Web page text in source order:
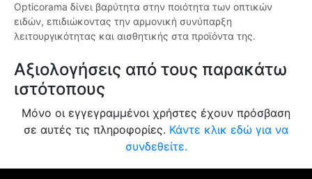
Opticorama δίνει βαρύτητα στην ποιότητα των οπτικών
ειδών, επιδιώκοντας την αρμονική συνύπαρξη
λειτουργικότητας και αισθητικής στα προϊόντα της.
Αξιολογήσεις από τους παρακάτω
ιστότοπους
Μόνο οι εγγεγραμμένοι χρήστες έχουν πρόσβαση
σε αυτές τις πληροφορίες. Κάντε κλικ εδώ για να
συνδεθείτε.